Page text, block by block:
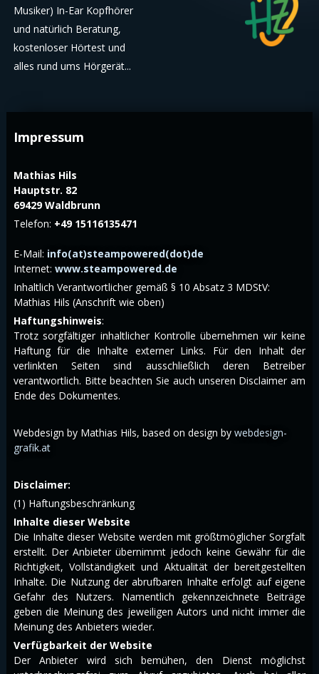
Musiker) In-Ear Kopfhörer
und natürlich Beratung,
kostenloser Hörtest und
alles rund ums Hörgerät...
Impressum
Mathias Hils
Hauptstr. 82
69429 Waldbrunn
Telefon: +49 15116135471
E-Mail: info(at)steampowered(dot)de
Internet: www.steampowered.de
Inhaltlich Verantwortlicher gemäß § 10 Absatz 3 MDStV:
Mathias Hils (Anschrift wie oben)
Haftungshinweis:
Trotz sorgfältiger inhaltlicher Kontrolle übernehmen wir keine
Haftung für die Inhalte externer Links. Für den Inhalt der
verlinkten Seiten sind ausschließlich deren Betreiber
verantwortlich. Bitte beachten Sie auch unseren Disclaimer am
Ende des Dokumentes.
Webdesign by Mathias Hils, based on design by webdesign-
grafik.at
Disclaimer:
(1) Haftungsbeschränkung
Inhalte dieser Website
Die Inhalte dieser Website werden mit größtmöglicher Sorgfalt
erstellt. Der Anbieter übernimmt jedoch keine Gewähr für die
Richtigkeit, Vollständigkeit und Aktualität der bereitgestellten
Inhalte. Die Nutzung der abrufbaren Inhalte erfolgt auf eigene
Gefahr des Nutzers. Namentlich gekennzeichnete Beiträge
geben die Meinung des jeweiligen Autors und nicht immer die
Meinung des Anbieters wieder.
Verfügbarkeit der Website
Der Anbieter wird sich bemühen, den Dienst möglichst